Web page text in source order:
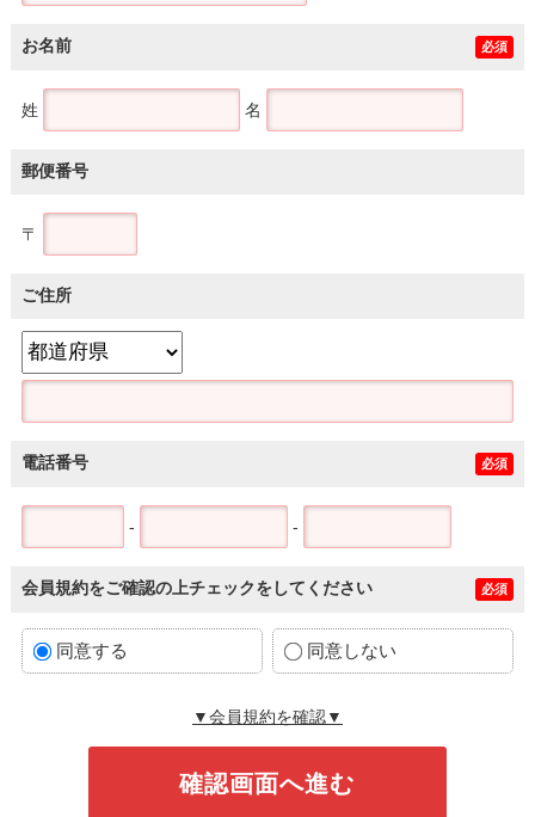
お名前 必須
姓 名
郵便番号
〒
ご住所
電話番号 必須
- -
会員規約をご確認の上チェックをしてください 必須
同意する 同意しない
▼会員規約を確認▼